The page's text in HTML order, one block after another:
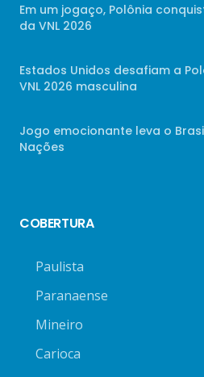
Em um jogaço, Polônia
da VNL 2026
Estados Unidos desafiam a
VNL 2026 masculina
Jogo emocionante leva o
Nações
COBERTURA
Paulista
Paranaense
Mineiro
Carioca